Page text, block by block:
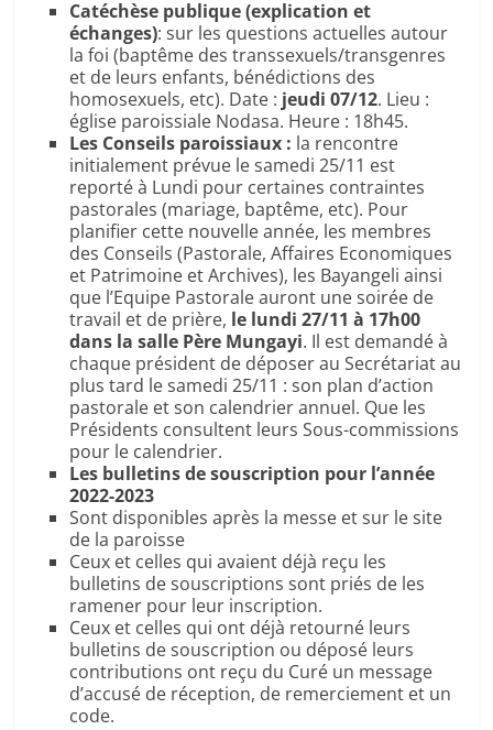
Catéchèse publique (explication et
échanges): sur les questions actuelles autour
la foi (baptême des transsexuels/transgenres
et de leurs enfants, bénédictions des
homosexuels, etc). Date : jeudi 07/12. Lieu :
église paroissiale Nodasa. Heure : 18h45.
Les Conseils paroissiaux : la rencontre
initialement prévue le samedi 25/11 est
reporté à Lundi pour certaines contraintes
pastorales (mariage, baptême, etc). Pour
planifier cette nouvelle année, les membres
des Conseils (Pastorale, Affaires Economiques
et Patrimoine et Archives), les Bayangeli ainsi
que l’Equipe Pastorale auront une soirée de
travail et de prière, le lundi 27/11 à 17h00
dans la salle Père Mungayi. Il est demandé à
chaque président de déposer au Secrétariat au
plus tard le samedi 25/11 : son plan d’action
pastorale et son calendrier annuel. Que les
Présidents consultent leurs Sous-commissions
pour le calendrier.
Les bulletins de souscription pour l’année
2022-2023
Sont disponibles après la messe et sur le site
de la paroisse
Ceux et celles qui avaient déjà reçu les
bulletins de souscriptions sont priés de les
ramener pour leur inscription.
Ceux et celles qui ont déjà retourné leurs
bulletins de souscription ou déposé leurs
contributions ont reçu du Curé un message
d’accusé de réception, de remerciement et un
code.